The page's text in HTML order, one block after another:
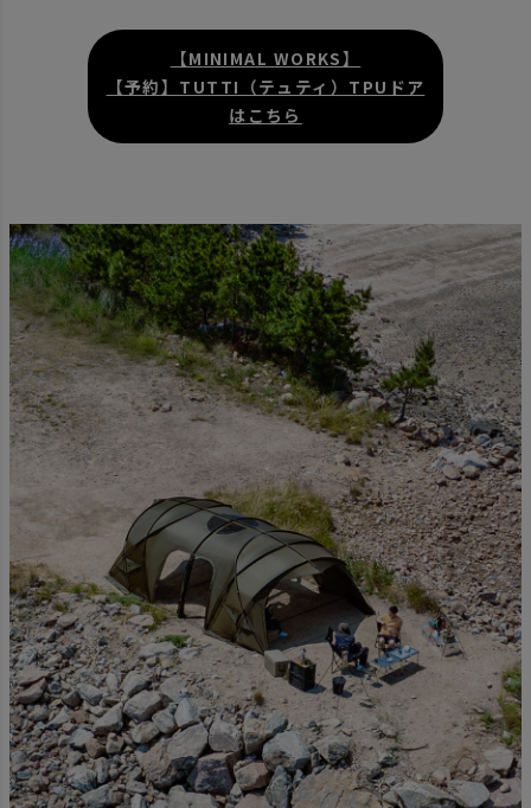
【MINIMAL WORKS】
【予約】TUTTI（テュティ）TPUドア
はこちら